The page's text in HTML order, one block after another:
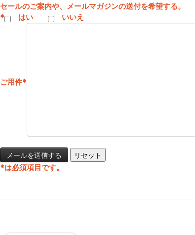
セールのご案内や、メールマガジンの送付を希望する。
*
はい いいえ
ご用件*
*は必須項目です。